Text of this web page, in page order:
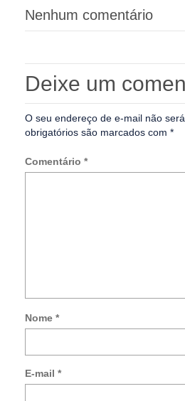
Nenhum comentário
Deixe um
O seu endereço de e-mail não
obrigatórios são marcados com *
Comentário *
Nome *
E-mail *